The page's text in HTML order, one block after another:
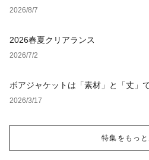
2026/8/7
2026春夏クリアランス
2026/7/2
ボアジャケットは「素材」と「丈」
びと鉄板レイヤード術を徹底解説【
2026/3/17
特集をもっ